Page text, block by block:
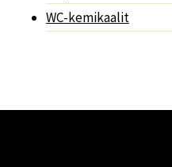
WC-kemikaalit